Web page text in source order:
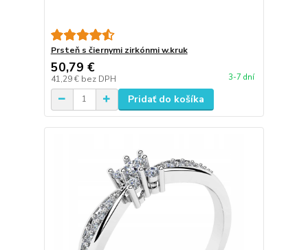
Prsteň s čiernymi zirkónmi w.kruk
50,79 €
41,29 € bez DPH 3-7 dní
Pridať do košíka